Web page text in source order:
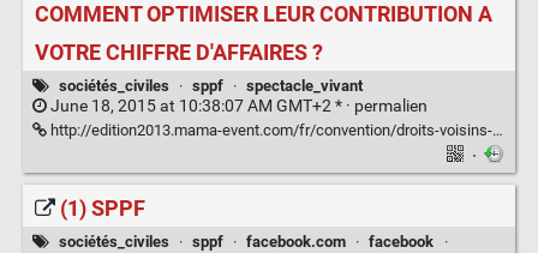
COMMENT OPTIMISER LEUR CONTRIBUTION A
VOTRE CHIFFRE D'AFFAIRES ?
sociétés_civiles · sppf · spectacle_vivant
June 18, 2015 at 10:38:07 AM GMT+2 * · permalien
http://edition2013.mama-event.com/fr/convention/droits-voisins-comment-optimiser-leur-contribution-a-votre-chiffre-d-affaires.html
·
(1) SPPF
sociétés_civiles · sppf · facebook.com · facebook
·